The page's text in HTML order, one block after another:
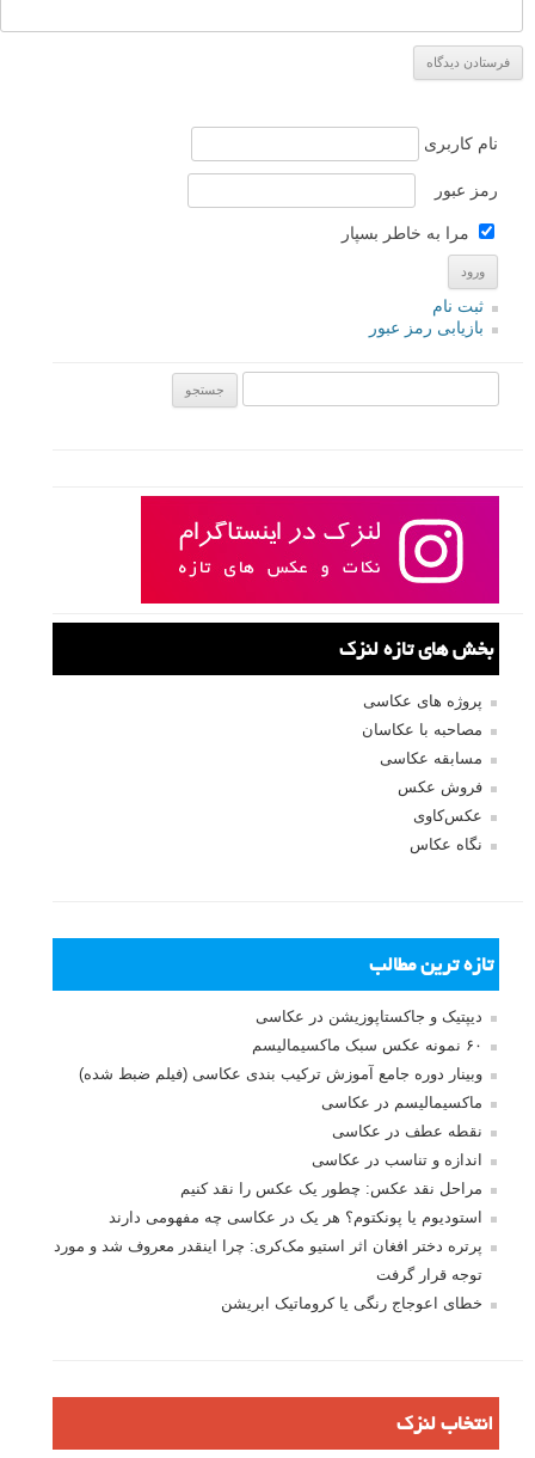
نام کاربری
رمز عبور
مرا به خاطر بسپار
ثبت نام
بازیابی رمز عبور
بخش های تازه لنزک
پروژه های عکاسی
مصاحبه با عکاسان
مسابقه عکاسی
فروش عکس
عکس‌کاوی
نگاه عکاس
تازه ترین مطالب
دیپتیک و جاکستا‌پوزیشن در عکاسی
۶۰ نمونه عکس سبک ماکسیمالیسم
وبینار دوره جامع آموزش ترکیب بندی عکاسی (فیلم ضبط شده)
ماکسیمالیسم در عکاسی
نقطه عطف در عکاسی
اندازه و تناسب در عکاسی
مراحل نقد عکس: چطور یک عکس را نقد کنیم
استودیوم یا پونکتوم؟ هر یک در عکاسی چه مفهومی دارند
پرتره دختر افغان اثر استیو مک‌کری: چرا اینقدر معروف شد و مورد
توجه قرار گرفت
خطای اعوجاج رنگی یا کروماتیک ابریشن
انتخاب لنزک